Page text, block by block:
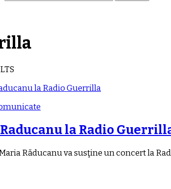
la Radio
Răducanu va susţine un concert la